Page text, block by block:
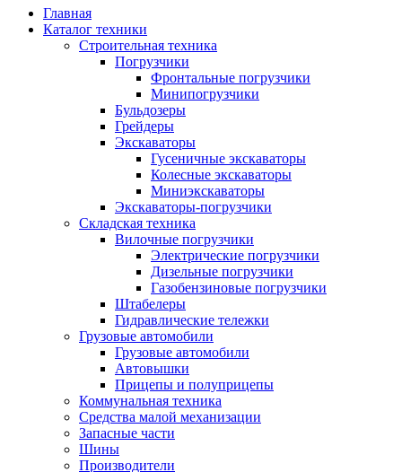
Главная
Каталог техники
Строительная техника
Погрузчики
Фронтальные погрузчики
Минипогрузчики
Бульдозеры
Грейдеры
Экскаваторы
Гусеничные экскаваторы
Колесные экскаваторы
Миниэкскаваторы
Экскаваторы-погрузчики
Складская техника
Вилочные погрузчики
Электрические погрузчики
Дизельные погрузчики
Газобензиновые погрузчики
Штабелеры
Гидравлические тележки
Грузовые автомобили
Грузовые автомобили
Автовышки
Прицепы и полуприцепы
Коммунальная техника
Средства малой механизации
Запасные части
Шины
Производители